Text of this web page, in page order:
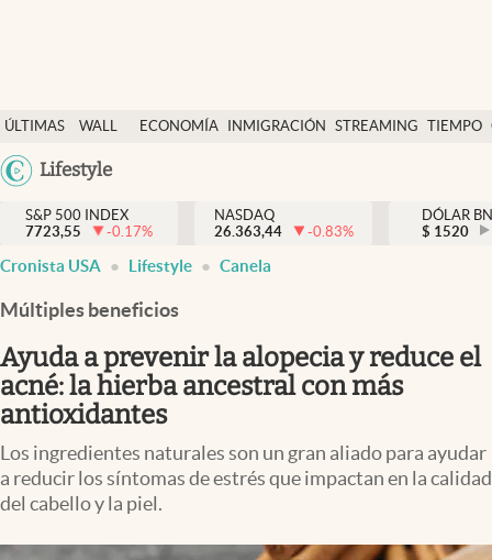
ÚLTIMAS
NOTICIAS
WALL
Y
DÓLAR
ECONOMÍA INMIGRACIÓN STREAMING TIEMPO
México
Lifestyle
Finanzas y economía
Wall Street y dólar
Inmigración
Espiritual
Streaming
PC y mobile
Lifestyle
S&P 500 INDEX
7723,55
-0.17%
NASDAQ
26.363,44
-0.83%
DÓLAR
$ 1520
Cronista USA Lifestyle Canela
Múltiples beneficios
Ayuda a prevenir la alopecia y reduce el
acné: la hierba ancestral con más
antioxidantes
Los ingredientes naturales son un gran aliado para ayudar
a reducir los síntomas de estrés que impactan en la calidad
del cabello y la piel.